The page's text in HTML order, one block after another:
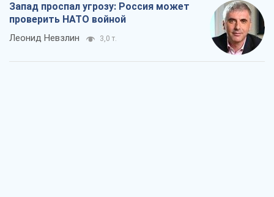
Запад проспал угрозу: Россия может
проверить НАТО войной
Леонид Невзлин 3,0 т.